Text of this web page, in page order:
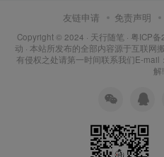
友链申请 免责声明
Copyright © 2024 · 天行随笔 · 粤ICP
动 · 本站所发布的全部内容源于互联网
有侵权之处请第一时间联系我们E-
解!